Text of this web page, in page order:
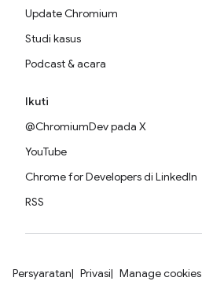
Update Chromium
Studi kasus
Podcast & acara
Ikuti
@ChromiumDev pada X
YouTube
Chrome for Developers di LinkedIn
RSS
Persyaratan Privasi Manage cookies